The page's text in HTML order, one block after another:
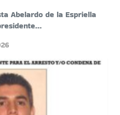
Abelardo de la Espriella